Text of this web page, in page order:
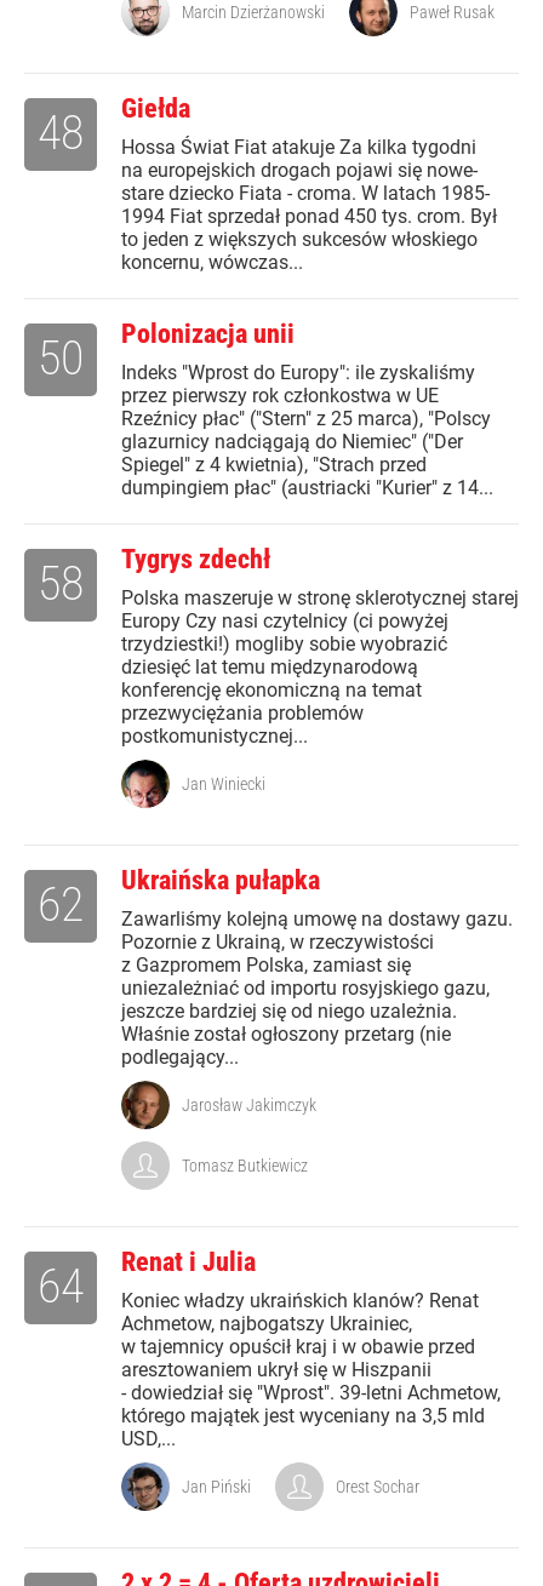
Marcin Dzierżanowski Paweł Rusak
Giełda
Hossa Świat Fiat atakuje Za kilka tygodni
na europejskich drogach pojawi się nowe-
stare dziecko Fiata - croma. W latach 1985-
1994 Fiat sprzedał ponad 450 tys. crom. Był
to jeden z większych sukcesów włoskiego
koncernu, wówczas...
48
Polonizacja unii
Indeks "Wprost do Europy": ile zyskaliśmy
przez pierwszy rok członkostwa w UE
Rzeźnicy płac" ("Stern" z 25 marca), "Polscy
glazurnicy nadciągają do Niemiec" ("Der
Spiegel" z 4 kwietnia), "Strach przed
dumpingiem płac" (austriacki "Kurier" z 14...
50
Tygrys zdechł
Polska maszeruje w stronę sklerotycznej starej
Europy Czy nasi czytelnicy (ci powyżej
trzydziestki!) mogliby sobie wyobrazić
dziesięć lat temu międzynarodową
konferencję ekonomiczną na temat
przezwyciężania problemów
postkomunistycznej...
58
Jan Winiecki
Ukraińska pułapka
Zawarliśmy kolejną umowę na dostawy gazu.
Pozornie z Ukrainą, w rzeczywistości
z Gazpromem Polska, zamiast się
uniezależniać od importu rosyjskiego gazu,
jeszcze bardziej się od niego uzależnia.
Właśnie został ogłoszony przetarg (nie
podlegający...
62
Jarosław Jakimczyk
Tomasz Butkiewicz
Renat i Julia
Koniec władzy ukraińskich klanów? Renat
Achmetow, najbogatszy Ukrainiec,
w tajemnicy opuścił kraj i w obawie przed
aresztowaniem ukrył się w Hiszpanii
- dowiedział się "Wprost". 39-letni Achmetow,
którego majątek jest wyceniany na 3,5 mld
USD,...
64
Jan Piński Orest Sochar